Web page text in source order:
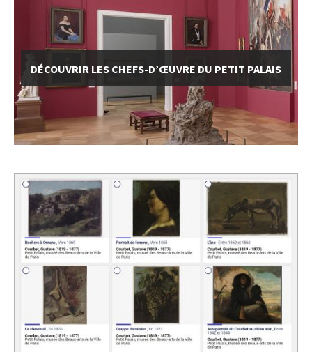
DÉCOUVRIR LES CHEFS-D’ŒUVRE DU PETIT PALAIS